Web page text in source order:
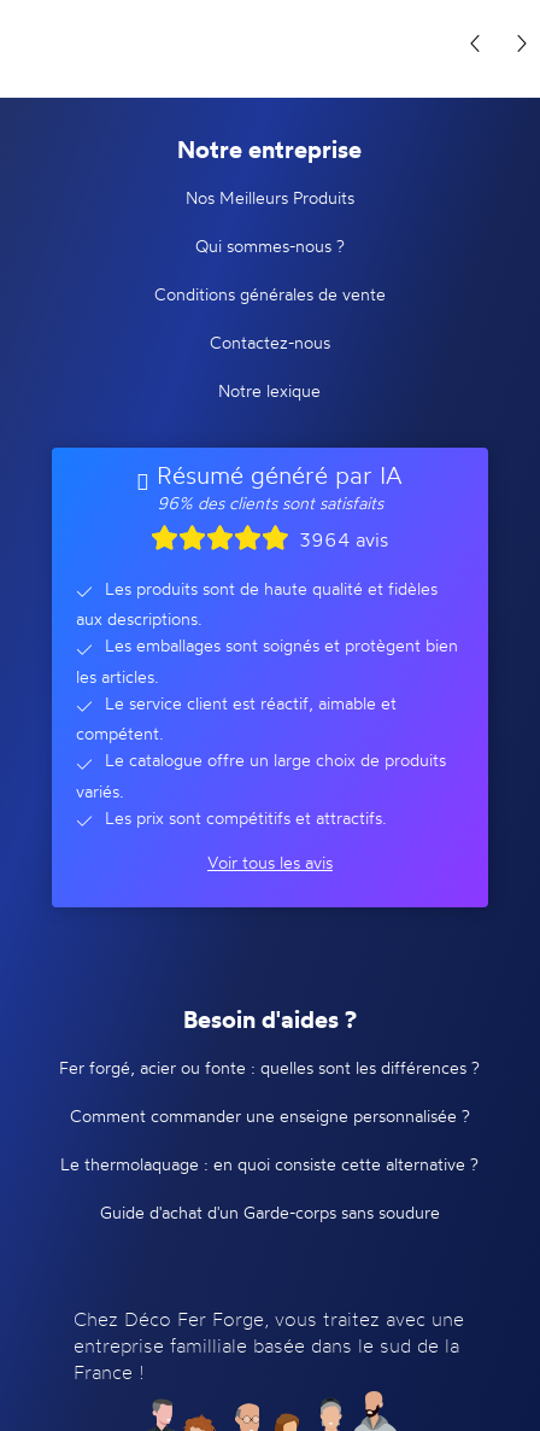
Notre entreprise
Nos Meilleurs Produits
Qui sommes-nous ?
Conditions générales de vente
Contactez-nous
Notre lexique
Résumé généré par IA
96% des clients sont satisfaits
3964 avis
Les produits sont de haute qualité et fidèles
aux descriptions.
Les emballages sont soignés et protègent bien
les articles.
Le service client est réactif, aimable et
compétent.
Le catalogue offre un large choix de produits
variés.
Les prix sont compétitifs et attractifs.
Voir tous les avis
Besoin d'aides ?
Fer forgé, acier ou fonte : quelles sont les différences ?
Comment commander une enseigne personnalisée ?
Le thermolaquage : en quoi consiste cette alternative ?
Guide d'achat d'un Garde-corps sans soudure
Chez Déco Fer Forge, vous traitez avec une
entreprise familliale basée dans le sud de la
France !